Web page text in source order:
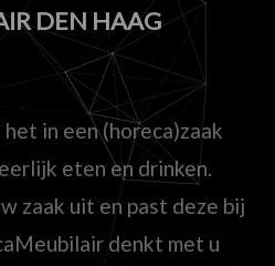
DEN HAAG
in een (horeca)zaak
eten en drinken.
zaak uit en past deze bij
denkt met u